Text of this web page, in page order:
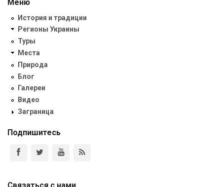
Меню
История и традиции
Регионы Украины
Туры
Места
Природа
Блог
Галереи
Видео
Заграница
Подпишитесь